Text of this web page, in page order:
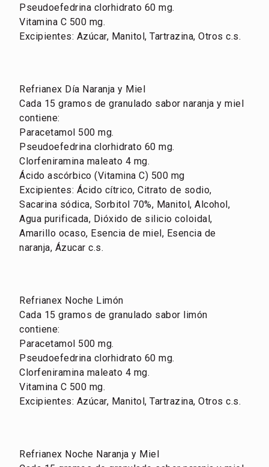
Pseudoefedrina clorhidrato 60 mg.
Vitamina C 500 mg.
Excipientes: Azúcar, Manitol, Tartrazina, Otros c.s.
Refrianex Día Naranja y Miel
Cada 15 gramos de granulado sabor naranja y miel
contiene:
Paracetamol 500 mg.
Pseudoefedrina clorhidrato 60 mg.
Clorfeniramina maleato 4 mg.
Ácido ascórbico (Vitamina C) 500 mg
Excipientes: Ácido cítrico, Citrato de sodio,
Sacarina sódica, Sorbitol 70%, Manitol, Alcohol,
Agua purificada, Dióxido de silicio coloidal,
Amarillo ocaso, Esencia de miel, Esencia de
naranja, Ázucar c.s.
Refrianex Noche Limón
Cada 15 gramos de granulado sabor limón
contiene:
Paracetamol 500 mg.
Pseudoefedrina clorhidrato 60 mg.
Clorfeniramina maleato 4 mg.
Vitamina C 500 mg.
Excipientes: Azúcar, Manitol, Tartrazina, Otros c.s.
Refrianex Noche Naranja y Miel